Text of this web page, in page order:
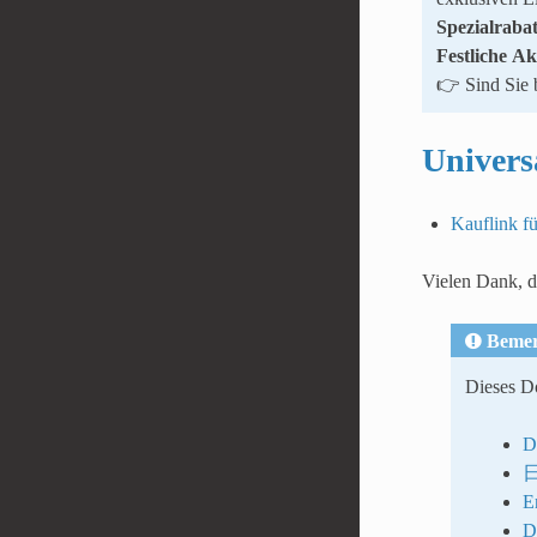
Festliche
👉 Sind Sie
Kauflink
Vielen Dank,
Dieses